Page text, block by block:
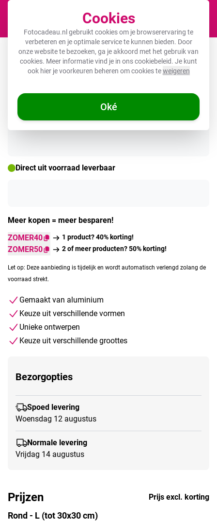
Cookies
Fotocadeau.nl gebruikt cookies om je browserervaring te
verbeteren en je optimale service te kunnen bieden. Door
onze website te bezoeken, ga je akkoord met het gebruik van
cookies. Meer informatie vind je in onscookiebeleid. Je kunt
ook hier je voorkeuren beheren om cookies teweigeren
Oké
Naambordje Voordeur Honden
🌞 ZOMERDEALS
Direct uit voorraad leverbaar
Meer kopen = meer besparen!
ZOMER40
1 product? 40% korting!
ZOMER50 2 of meer producten? 50% korting!
Let op: Deze aanbieding is tijdelijk en wordt automatisch verlengd zolang de
voorraad strekt.
Gemaakt van aluminium
Keuze uit verschillende vormen
Unieke ontwerpen
Keuze uit verschillende groottes
Bezorgopties
Spoed levering
Woensdag 12 augustus
Normale levering
Vrijdag 14 augustus
Prijzen Prijs excl. korting
Rond - L (tot 30x30 cm)